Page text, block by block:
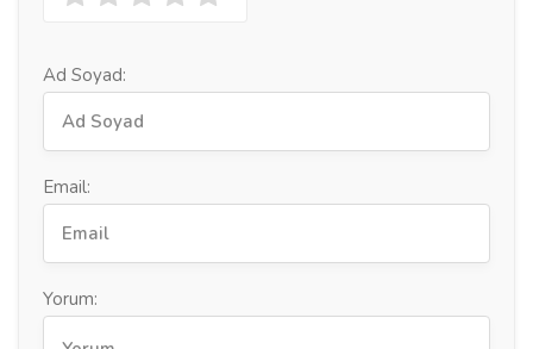
Ad Soyad:
Email:
Yorum: